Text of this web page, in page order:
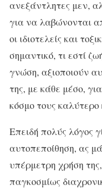
ανεξάντλητες μεν,
για να λαβώνονται
οι ιδιοτελείς και
σημαντικό, τι εστί
γνώση, αξιοποιούν
της, με κάθε μέσο,
κόσμο τους καλύτερο
Επειδή πολύς λόγος
αυτοπεποίθηση, ας
υπέρμετρη χρήση
παγκοσμίως